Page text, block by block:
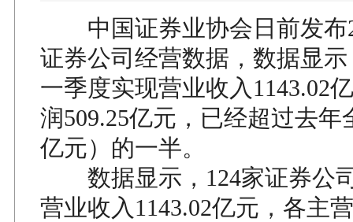
中国证券业协会日前发布
证券公司经营数据，数据显示
一季度实现营业收入1143.02
润509.25亿元，已经超过去年
亿元）的一半。
数据显示，124家证券公
营业收入1143.02亿元，各主